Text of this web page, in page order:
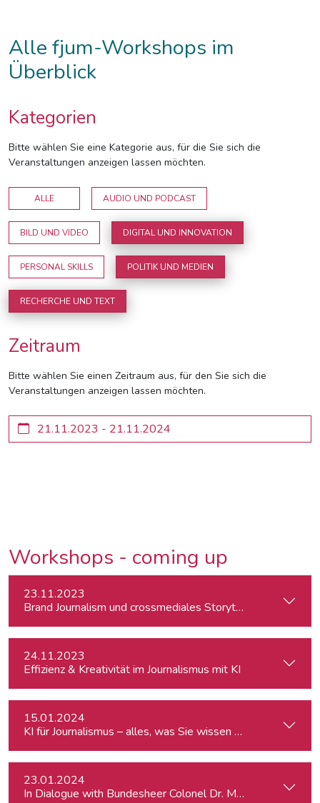
Alle fjum-Workshops im
Überblick
Kategorien
Bitte wählen Sie eine Kategorie aus, für die Sie sich die
Veranstaltungen anzeigen lassen möchten.
ALLE AUDIO UND PODCAST
BILD UND VIDEO DIGITAL UND INNOVATION
PERSONAL SKILLS POLITIK UND MEDIEN
RECHERCHE UND TEXT
Zeitraum
Bitte wählen Sie einen Zeitraum aus, für den Sie sich die
Veranstaltungen anzeigen lassen möchten.
Workshops - coming up
23.11.2023
Brand Journalism und crossmediales Storytelling
24.11.2023
Effizienz & Kreativität im Journalismus mit KI
15.01.2024
KI für Journalismus – alles, was Sie wissen müssen
23.01.2024
In Dialogue with Bundesheer Colonel Dr. Markus Reisner